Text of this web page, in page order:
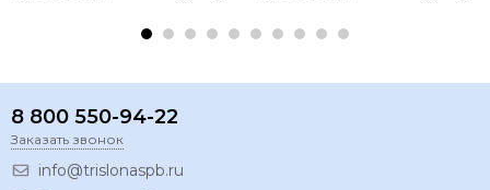
8 800 550-94-22
Заказать звонок
info@trislonaspb.ru